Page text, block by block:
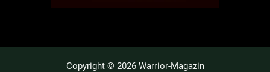
Copyright © 2026 Warrior-Magazin